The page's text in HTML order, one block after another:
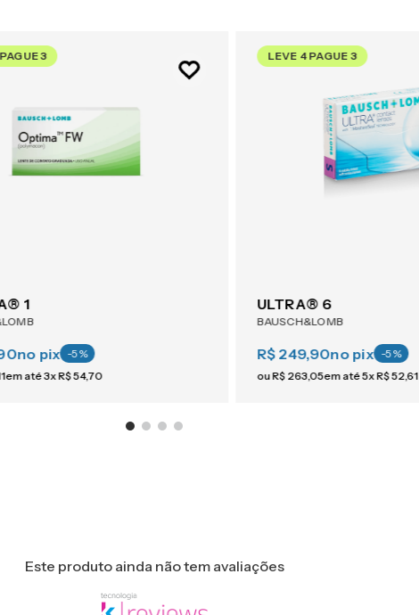
3
1
no pix -5%
em até3xR$54,70
LEVE 4 PAGUE 3
ULTRA® 6
BAUSCH&LOMB
R$ 249,90no pix -5%
ouR$ 263,05em até5xR$52,61
Este produto ainda não tem avaliações